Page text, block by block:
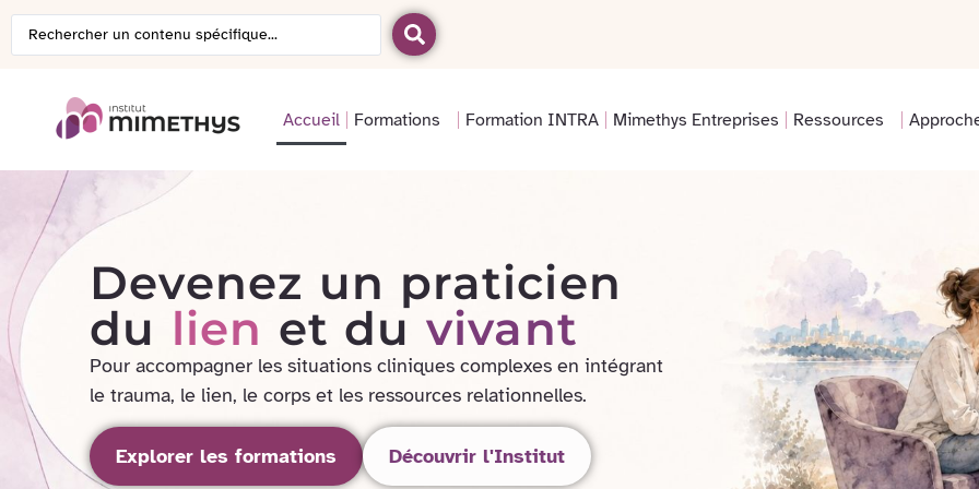
Accueil Formations Formation INTRA Mimethys Entreprises Ressources
Devenez un praticien
du lien et du vivant
Pour accompagner les situations cliniques complexes en intégrant
le trauma, le lien, le corps et les ressources relationnelles.
Explorer les formations Découvrir l'Institut